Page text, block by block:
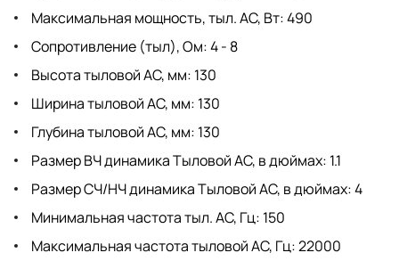
Максимальная мощность, тыл. АС, Вт: 490
Сопротивление (тыл), Ом: 4 - 8
Высота тыловой АС, мм: 130
Ширина тыловой АС, мм: 130
Глубина тыловой АС, мм: 130
Размер ВЧ динамика Тыловой АС, в дюймах: 1.1
Размер СЧ/НЧ динамика Тыловой АС, в дюймах: 4
Минимальная частота тыл. АС, Гц: 150
Максимальная частота тыловой АС, Гц: 22000